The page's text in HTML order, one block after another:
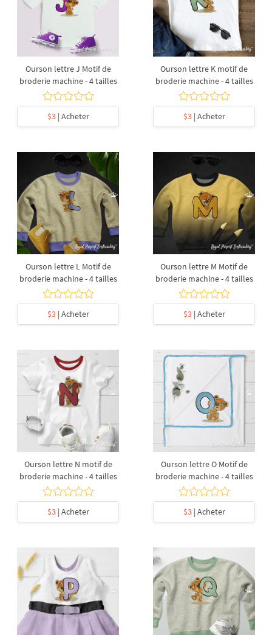
Ourson lettre J Motif de
broderie machine - 4 tailles
$3| Acheter
Ourson lettre K motif de
broderie machine - 4 tailles
$3| Acheter
Ourson lettre L Motif de
broderie machine - 4 tailles
$3| Acheter
Ourson lettre M Motif de
broderie machine - 4 tailles
$3| Acheter
Ourson lettre N motif de
broderie machine - 4 tailles
$3| Acheter
Ourson lettre O Motif de
broderie machine - 4 tailles
$3| Acheter